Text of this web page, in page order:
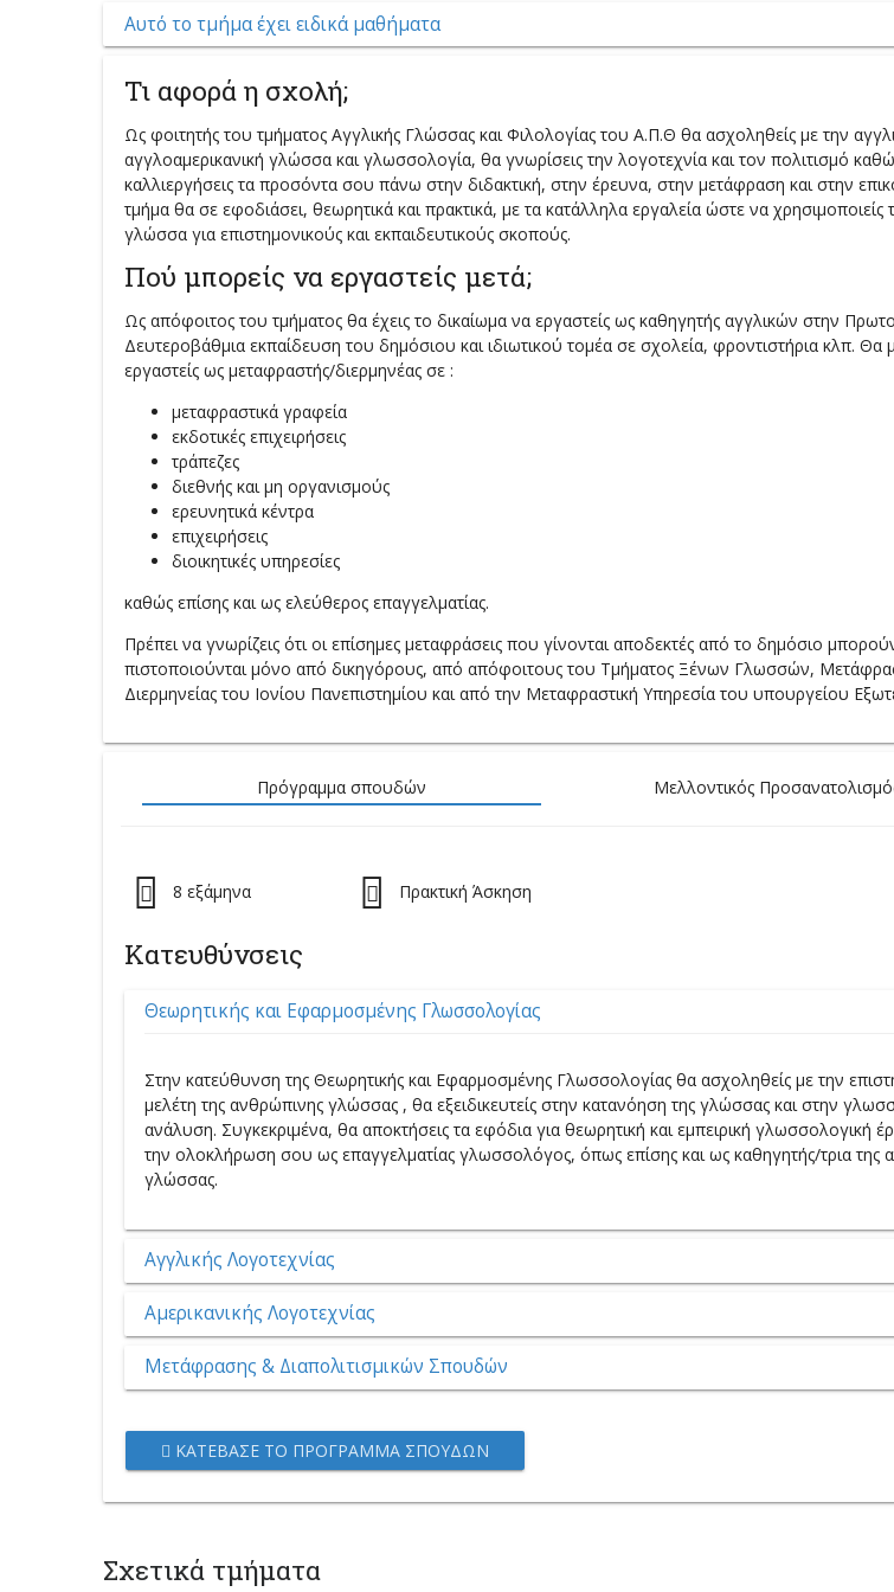
Αυτό το τμήμα έχει ειδικά μαθήματα
Τι αφορά η σχολή;
Ως φοιτητής του τμήματος Αγγλικής Γλώσσας και Φιλολογίας του Α.Π.Θ θα ασχοληθείς με την
αγγλοαμερικανική γλώσσα και γλωσσολογία, θα γνωρίσεις την λογοτεχνία και τον πολιτισμό
καλλιεργήσεις τα προσόντα σου πάνω στην διδακτική, στην έρευνα, στην μετάφραση και στην
τμήμα θα σε εφοδιάσει, θεωρητικά και πρακτικά, με τα κατάλληλα εργαλεία ώστε να χρησιμοποιείς
γλώσσα για επιστημονικούς και εκπαιδευτικούς σκοπούς.
Πού μπορείς να εργαστείς μετά;
Ως απόφοιτος του τμήματος θα έχεις το δικαίωμα να εργαστείς ως καθηγητής αγγλικών στην
Δευτεροβάθμια εκπαίδευση του δημόσιου και ιδιωτικού τομέα σε σχολεία, φροντιστήρια κλπ. Θα
εργαστείς ως μεταφραστής/διερμηνέας σε :
μεταφραστικά γραφεία
εκδοτικές επιχειρήσεις
τράπεζες
διεθνής και μη οργανισμούς
ερευνητικά κέντρα
επιχειρήσεις
διοικητικές υπηρεσίες
καθώς επίσης και ως ελεύθερος επαγγελματίας.
Πρέπει να γνωρίζεις ότι οι επίσημες μεταφράσεις που γίνονται αποδεκτές από το δημόσιο
πιστοποιούνται μόνο από δικηγόρους, από απόφοιτους του Τμήματος Ξένων Γλωσσών,
Διερμηνείας του Ιονίου Πανεπιστημίου και από την Μεταφραστική Υπηρεσία του υπουργείου
Πρόγραμμα σπουδών Μελλοντικός
8 εξάμηνα Πρακτική Άσκηση
Κατευθύνσεις
Θεωρητικής και Εφαρμοσμένης Γλωσσολογίας
Στην κατεύθυνση της Θεωρητικής και Εφαρμοσμένης Γλωσσολογίας θα ασχοληθείς με την
μελέτη της ανθρώπινης γλώσσας , θα εξειδικευτείς στην κατανόηση της γλώσσας και στην
ανάλυση. Συγκεκριμένα, θα αποκτήσεις τα εφόδια για θεωρητική και εμπειρική γλωσσολογική
την ολοκλήρωση σου ως επαγγελματίας γλωσσολόγος, όπως επίσης και ως καθηγητής/τρια της
γλώσσας.
Αγγλικής Λογοτεχνίας
Αμερικανικής Λογοτεχνίας
Μετάφρασης & Διαπολιτισμικών Σπουδών
ΚΑΤΈΒΑΣΕ ΤΟ ΠΡΌΓΡΑΜΜΑ ΣΠΟΥΔΏΝ
Σχετικά τμήματα